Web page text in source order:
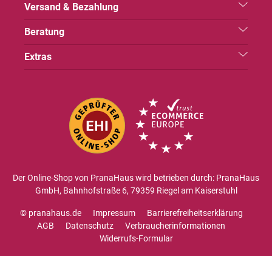
Versand & Bezahlung
Beratung
Extras
Der Online-Shop von PranaHaus wird betrieben durch: PranaHaus
GmbH, Bahnhofstraße 6, 79359 Riegel am Kaiserstuhl
© pranahaus.de Impressum
Barrierefreiheitserklärung
AGB
Datenschutz
Verbraucherinformationen
Widerrufs-Formular